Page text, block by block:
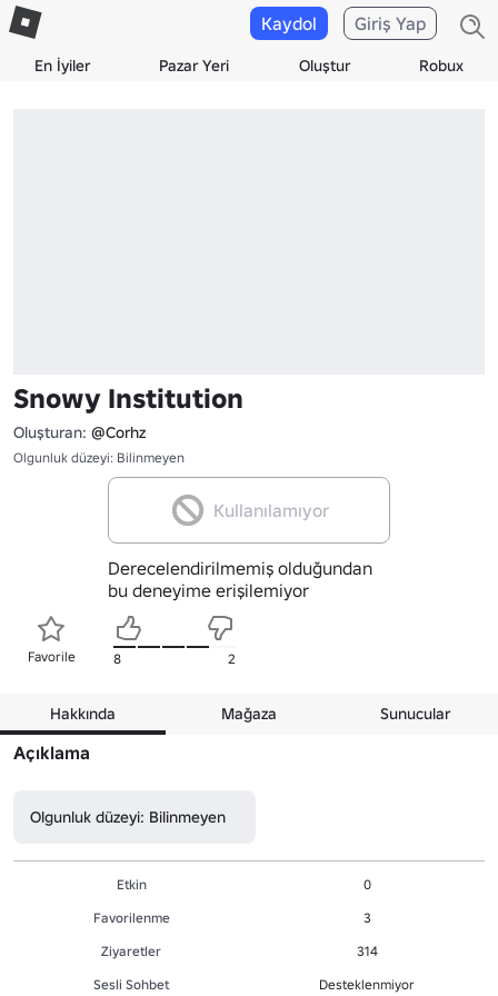
En İyiler Pazar Yeri Oluştur Robux
Kaydol Giriş Yap
Snowy Institution
Oluşturan: @Corhz
Olgunluk düzeyi: Bilinmeyen
Kullanılamıyor
Derecelendirilmemiş olduğundan
bu deneyime erişilemiyor
Favorile 8 2
Hakkında Mağaza Sunucular
Açıklama
Olgunluk düzeyi: Bilinmeyen
Etkin
0
Favorilenme
3
Ziyaretler
314
Sesli Sohbet
Desteklenmiyor